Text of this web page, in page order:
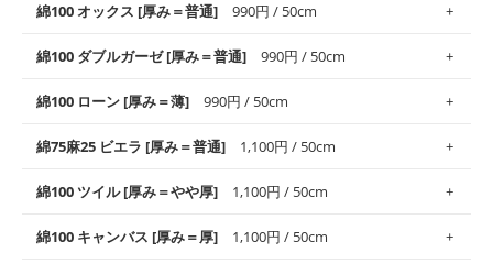
綿100 オックス [厚み＝普通] 990円 / 50cm
使いやすさNo.1！しなやかさと適度な張りを併せ持ち、通気性の
高さがオックス生地の特徴です。当サイトのオックス生地は、
般にお使いいただけます。
※レッスンバッグ、上履き袋などの通園通学グッズにはツイル生
綿100 ダブルガーゼ [厚み＝普通] 990円 / 50cm
柔らかくふんわりとした肌触りが特徴です。ベビー用品やハンカ
チなど直接肌に触れるアイテムに最適です。高い吸湿性・通気性
す。
・スタイ、おくるみなどのベビーグッズ
綿100 ローン [厚み＝薄] 990円 / 50cm
上質で薄手の平織りの生地です。軽やかさとなめらかな手触りの
良さが魅力。透け感があるので、涼しげなトップスなどに最適で
綿75麻25 ビエラ [厚み＝普通] 1,100円 / 50cm
コットン75％リネン25％の当店のビエラ生地は、オックス生地よ
りもふんわりとした柔らかい質感と適度な落ち感を感じられるの
綿100 ツイル [厚み＝やや厚] 1,100円 / 50cm
綿100 キャンバス [厚み＝厚] 1,100円 / 50cm